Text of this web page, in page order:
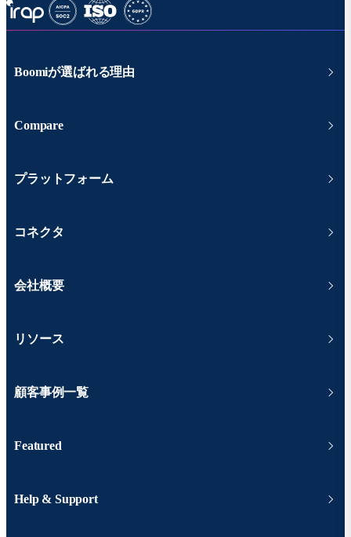
Boomiが選ばれる理由
Compare
プラットフォーム
コネクタ
会社概要
リソース
顧客事例一覧
Featured
Help & Support